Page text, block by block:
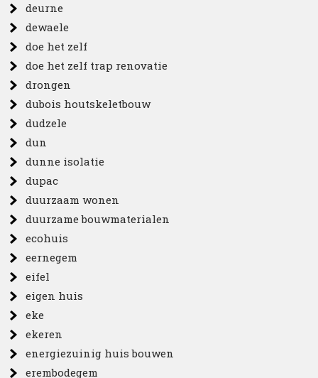
deurne
dewaele
doe het zelf
doe het zelf trap renovatie
drongen
dubois houtskeletbouw
dudzele
dun
dunne isolatie
dupac
duurzaam wonen
duurzame bouwmaterialen
ecohuis
eernegem
eifel
eigen huis
eke
ekeren
energiezuinig huis bouwen
erembodegem